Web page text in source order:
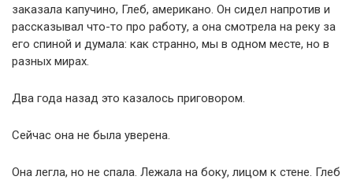
заказала капучино, Глеб, американо. Он сидел напротив и
рассказывал что-то про работу, а она смотрела на реку за
его спиной и думала: как странно, мы в одном месте, но в
разных мирах.
Два года назад это казалось приговором.
Сейчас она не была уверена.
Она легла, но не спала. Лежала на боку, лицом к стене. Глеб